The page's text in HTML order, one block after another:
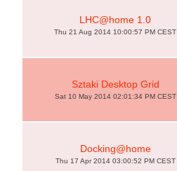
LHC@home 1.0
Thu 21 Aug 2014 10:00:57 PM CEST
Sztaki Desktop Grid
Sat 10 May 2014 02:01:34 PM CEST
Docking@home
Thu 17 Apr 2014 03:00:52 PM CEST